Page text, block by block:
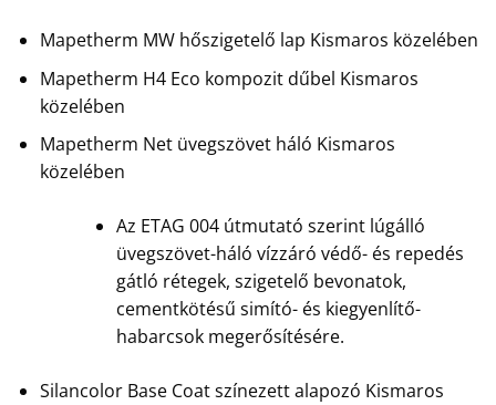
Mapetherm MW hőszigetelő lap Kismaros közelében
Mapetherm H4 Eco kompozit dűbel Kismaros
közelében
Mapetherm Net üvegszövet háló Kismaros
közelében
Az ETAG 004 útmutató szerint lúgálló
üvegszövet-háló vízzáró védő- és repedés
gátló rétegek, szigetelő bevonatok,
cementkötésű simító- és kiegyenlítő-
habarcsok megerősítésére.
Silancolor Base Coat színezett alapozó Kismaros